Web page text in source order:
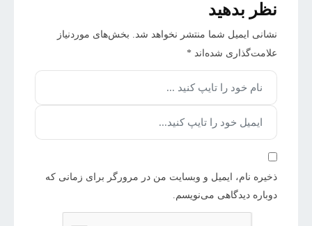
نظر بدهید
نشانی ایمیل شما منتشر نخواهد شد. بخش‌های موردنیاز
علامت‌گذاری شده‌اند *
ذخیره نام، ایمیل و وبسایت من در مرورگر برای زمانی که
دوباره دیدگاهی می‌نویسم.